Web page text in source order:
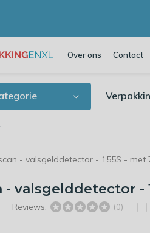
Over ons Contact
- valsgelddetector - 155S - met
- valsgelddetector
Reviews: (0)